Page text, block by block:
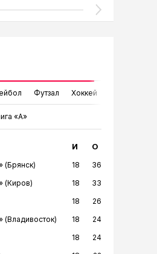
Футзал Хоккей
«А»
И О
(Брянск) 18
36
(Киров) 18
33
18
26
(Владивосток) 18
24
18
24